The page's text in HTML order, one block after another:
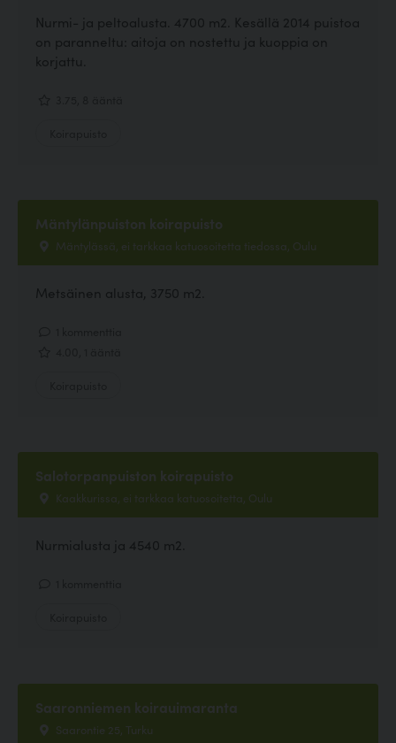
Nurmi- ja peltoalusta. 4700 m2. Kesällä 2014 puistoa
on paranneltu: aitoja on nostettu ja kuoppia on
korjattu.
Mäntylänpuiston koirapuisto
Mäntylässä, ei tarkkaa katuosoitetta tiedossa, Oulu
Metsäinen alusta, 3750 m2.
Salotorpanpuiston koirapuisto
Kaakkurissa, ei tarkkaa katuosoitetta, Oulu
Nurmialusta ja 4540 m2.
Saaronniemen koirauimaranta
Saarontie 25, Turku